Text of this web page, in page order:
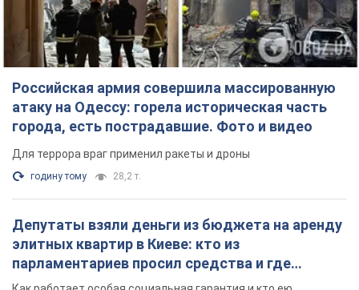
Российская армия совершила массированную
атаку на Одессу: горела историческая часть
города, есть пострадавшие. Фото и видео
Для террора враг применил ракеты и дроны
годину тому 28,2 т.
Депутаты взяли деньги из бюджета на аренду
элитных квартир в Киеве: кто из
парламентариев просил средства и где
поселился